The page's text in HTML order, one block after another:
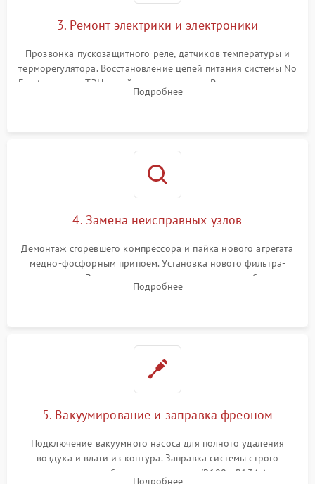
3. Ремонт электрики и электроники
Прозвонка пускозащитного реле, датчиков температуры и
терморегулятора. Восстановление цепей питания системы No
Frost, включая ТЭН оттайки и вентилятор. Ремонт или замена
платы управления при сбоях алгоритмов.
Подробнее
4. Замена неисправных узлов
Демонтаж сгоревшего компрессора и пайка нового агрегата
медно-фосфорным припоем. Установка нового фильтра-
осушителя. Замена изношенных вентиляторов обдува,
сломанных заслонок или поврежденных дверных петель.
Подробнее
5. Вакуумирование и заправка фреоном
Подключение вакуумного насоса для полного удаления
воздуха и влаги из контура. Заправка системы строго
дозированным объемом хладагента (R600a, R134a) по